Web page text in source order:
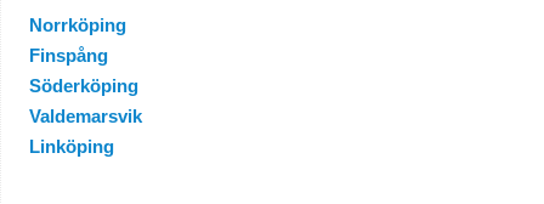
Norrköping
Finspång
Söderköping
Valdemarsvik
Linköping